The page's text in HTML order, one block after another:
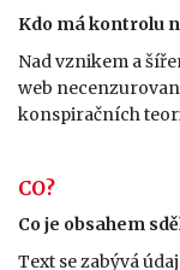
Kdo má kontrolu
Nad vznikem a
web
konspiračních
CO?
Co je obsahem
Text se zabývá